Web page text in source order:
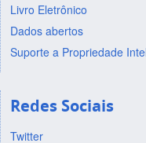
Livro Eletrônico
Dados abertos
Suporte a Propriedade
Redes Sociais
Twitter